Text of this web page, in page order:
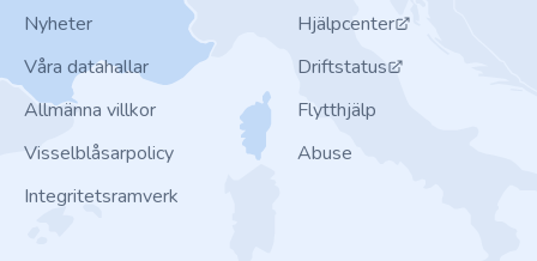
Nyheter
Våra datahallar
Allmänna villkor
Visselblåsarpolicy
Integritetsramverk
Hjälpcenter
Driftstatus
Flytthjälp
Abuse